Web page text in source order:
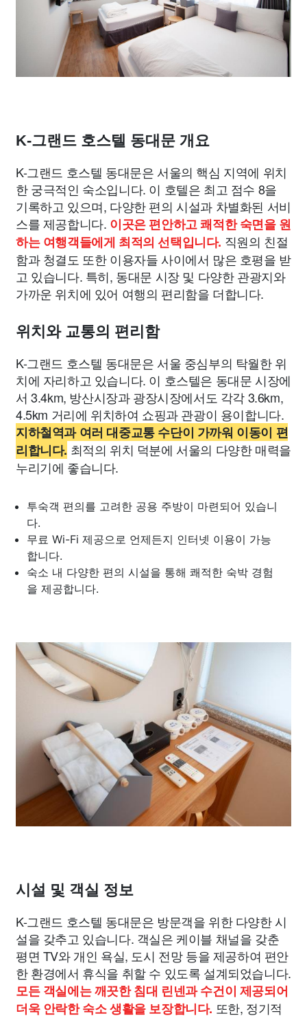
K-그랜드 호스텔 동대문 개요
K-그랜드 호스텔 동대문은 서울의 핵심 지역에 위치
한 궁극적인 숙소입니다. 이 호텔은 최고 점수 8을
기록하고 있으며, 다양한 편의 시설과 차별화된 서비
스를 제공합니다. 이곳은 편안하고 쾌적한 숙면을 원
하는 여행객들에게 최적의 선택입니다. 직원의 친절
함과 청결도 또한 이용자들 사이에서 많은 호평을 받
고 있습니다. 특히, 동대문 시장 및 다양한 관광지와
가까운 위치에 있어 여행의 편리함을 더합니다.
위치와 교통의 편리함
K-그랜드 호스텔 동대문은 서울 중심부의 탁월한 위
치에 자리하고 있습니다. 이 호스텔은 동대문 시장에
서 3.4km, 방산시장과 광장시장에서도 각각 3.6km,
4.5km 거리에 위치하여 쇼핑과 관광이 용이합니다.
지하철역과 여러 대중교통 수단이 가까워 이동이 편
리합니다. 최적의 위치 덕분에 서울의 다양한 매력을
누리기에 좋습니다.
투숙객 편의를 고려한 공용 주방이 마련되어 있습니
다.
무료 Wi-Fi 제공으로 언제든지 인터넷 이용이 가능
합니다.
숙소 내 다양한 편의 시설을 통해 쾌적한 숙박 경험
을 제공합니다.
시설 및 객실 정보
K-그랜드 호스텔 동대문은 방문객을 위한 다양한 시
설을 갖추고 있습니다. 객실은 케이블 채널을 갖춘
평면 TV와 개인 욕실, 도시 전망 등을 제공하여 편안
한 환경에서 휴식을 취할 수 있도록 설계되었습니다.
모든 객실에는 깨끗한 침대 린넨과 수건이 제공되어
더욱 안락한 숙소 생활을 보장합니다. 또한, 정기적